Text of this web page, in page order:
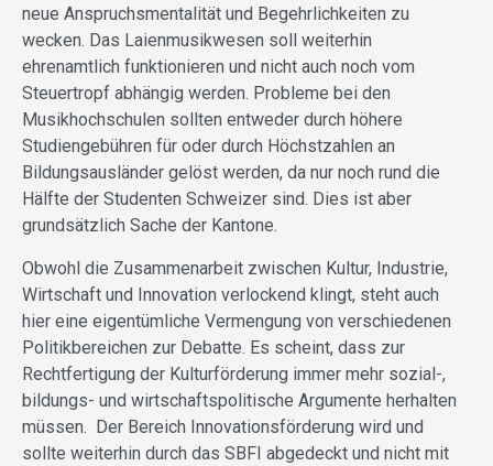
neue Anspruchsmentalität und Begehrlichkeiten zu
wecken. Das Laienmusikwesen soll weiterhin
ehrenamtlich funktionieren und nicht auch noch vom
Steuertropf abhängig werden. Probleme bei den
Musikhochschulen sollten entweder durch höhere
Studiengebühren für oder durch Höchstzahlen an
Bildungsausländer gelöst werden, da nur noch rund die
Hälfte der Studenten Schweizer sind. Dies ist aber
grundsätzlich Sache der Kantone.
Obwohl die Zusammenarbeit zwischen Kultur, Industrie,
Wirtschaft und Innovation verlockend klingt, steht auch
hier eine eigentümliche Vermengung von verschiedenen
Politikbereichen zur Debatte. Es scheint, dass zur
Rechtfertigung der Kulturförderung immer mehr sozial-,
bildungs- und wirtschaftspolitische Argumente herhalten
müssen. Der Bereich Innovationsförderung wird und
sollte weiterhin durch das SBFI abgedeckt und nicht mit